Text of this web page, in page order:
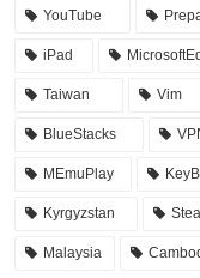
YouTube
iPad
Taiwan Vim
BlueStacks
MEmuPlay
Kyrgyzstan
Malaysia